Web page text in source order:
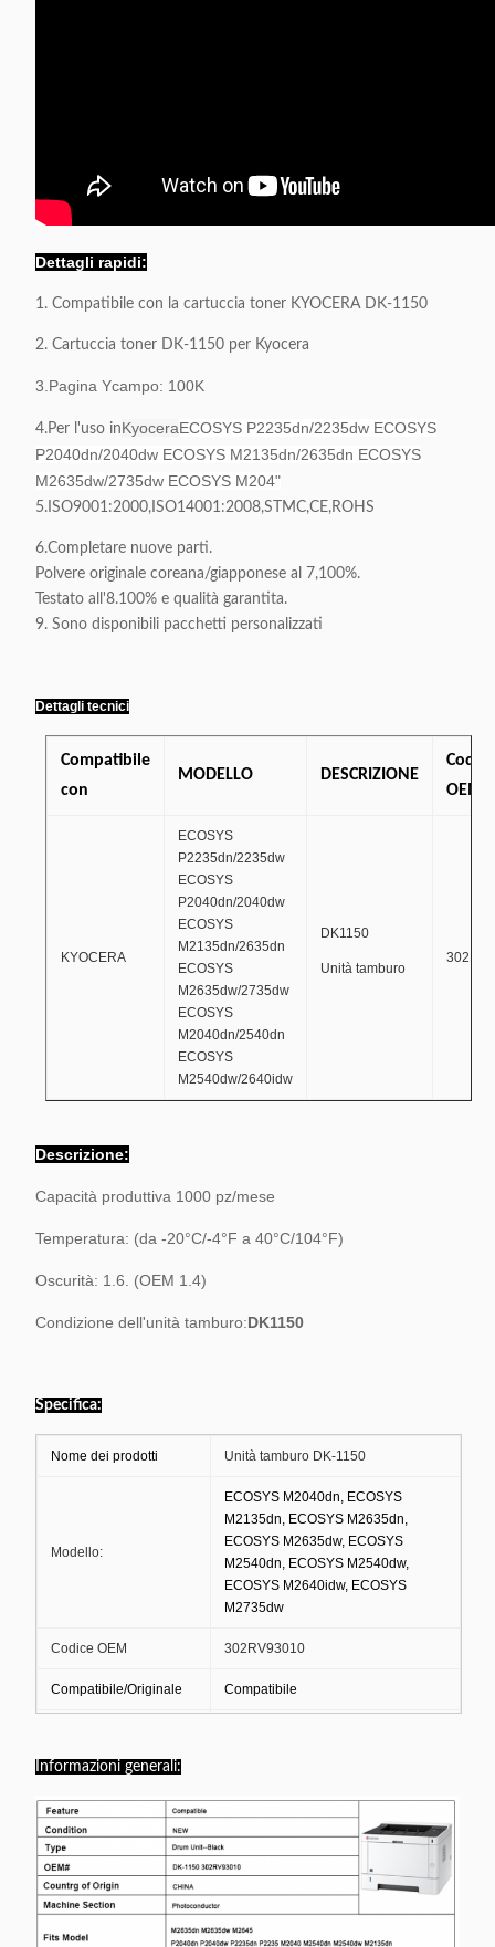
Dettagli rapidi:
1. Compatibile con la cartuccia toner KYOCERA DK-1150
2. Cartuccia toner DK-1150 per Kyocera
3.Pagina Ycampo: 100K
4.Per l'uso inKyoceraECOSYS P2235dn/2235dw ECOSYS
P2040dn/2040dw ECOSYS M2135dn/2635dn ECOSYS
M2635dw/2735dw ECOSYS M204"
5.ISO9001:2000,ISO14001:2008,STMC,CE,ROHS
6.Completare nuove parti.
Polvere originale coreana/giapponese al 7,100%.
Testato all'8.100% e qualità garantita.
9. Sono disponibili pacchetti personalizzati
Dettagli tecnici
Compatibile
con
MODELLO DESCRIZIONE
Codice
OEM
KYOCERA
ECOSYS
P2235dn/2235dw
ECOSYS
P2040dn/2040dw
ECOSYS
M2135dn/2635dn
ECOSYS
M2635dw/2735dw
ECOSYS
M2040dn/2540dn
ECOSYS
M2540dw/2640idw
DK1150
Unità tamburo
Descrizione:
Capacità produttiva 1000 pz/mese
Temperatura: (da -20°C/-4°F a 40°C/104°F)
Oscurità: 1.6. (OEM 1.4)
Condizione dell'unità tamburo:DK1150
Specifica:
Nome dei prodotti Unità tamburo DK-1150
Modello:
ECOSYS M2040dn, ECOSYS
M2135dn, ECOSYS M2635dn,
ECOSYS M2635dw, ECOSYS
M2540dn, ECOSYS M2540dw,
ECOSYS M2640idw, ECOSYS
M2735dw
Codice OEM 302RV93010
Compatibile/Originale Compatibile
Copie a resa stimata
MOQ
Pacchetto
Confezionati singolarmente in
cartoni
Entro 3-5 giorni dal ricevimento del
pagamento
Informazioni generali: